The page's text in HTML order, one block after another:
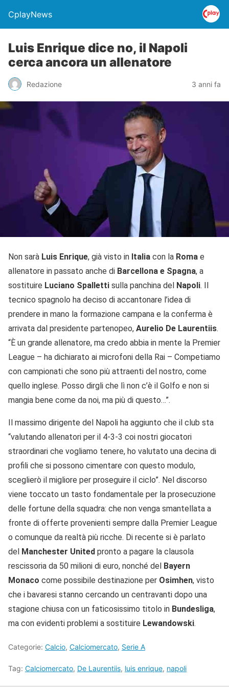
CplayNews
Luis Enrique dice no, il Napoli
cerca ancora un allenatore
Redazione 3 anni fa
Non sarà Luis Enrique, già visto in Italia con la Roma e
allenatore in passato anche di Barcellona e Spagna, a
sostituire Luciano Spalletti sulla panchina del Napoli. Il
tecnico spagnolo ha deciso di accantonare l’idea di
prendere in mano la formazione campana e la conferma è
arrivata dal presidente partenopeo, Aurelio De Laurentiis.
“È un grande allenatore, ma credo abbia in mente la Premier
League – ha dichiarato ai microfoni della Rai – Competiamo
con campionati che sono più attraenti del nostro, come
quello inglese. Posso dirgli che lì non c’è il Golfo e non si
mangia bene come da noi, ma più di questo…”.
Il massimo dirigente del Napoli ha aggiunto che il club sta
“valutando allenatori per il 4-3-3 coi nostri giocatori
straordinari che vogliamo tenere, ho valutato una decina di
profili che si possono cimentare con questo modulo,
sceglierò il migliore per proseguire il ciclo”. Nel discorso
viene toccato un tasto fondamentale per la prosecuzione
delle fortune della squadra: che non venga smantellata a
fronte di offerte provenienti sempre dalla Premier League
o comunque da realtà più ricche. Di recente si è parlato
del
Manchester United pronto a pagare la clausola
rescissoria da 50 milioni di euro, nonché del
Bayern
Monaco come possibile destinazione per Osimhen, visto
che i bavaresi stanno cercando un centravanti dopo una
stagione chiusa con un faticosissimo titolo in Bundesliga,
ma con evidenti problemi a sostituire Lewandowski.
Categorie: Calcio, Calciomercato, Serie A
Tag: Calciomercato, De Laurentiis, luis enrique, napoli